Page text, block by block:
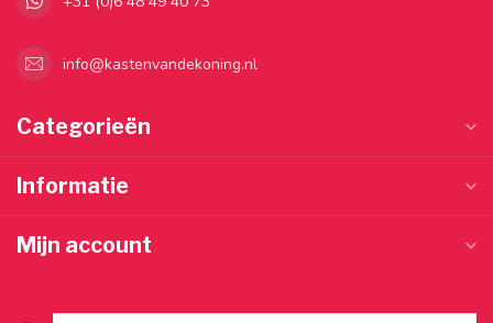
info@kastenvandekoning.nl
Categorieën
Informatie
Mijn account